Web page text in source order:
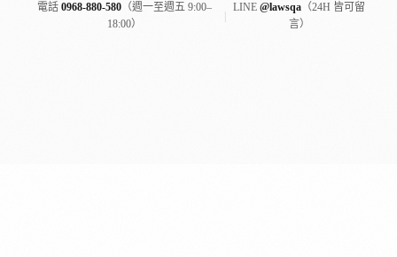
電話0968-880-580 （週一至週五 9:00–
18:00）
|
LINE@lawsqa （24H 皆可留
言）